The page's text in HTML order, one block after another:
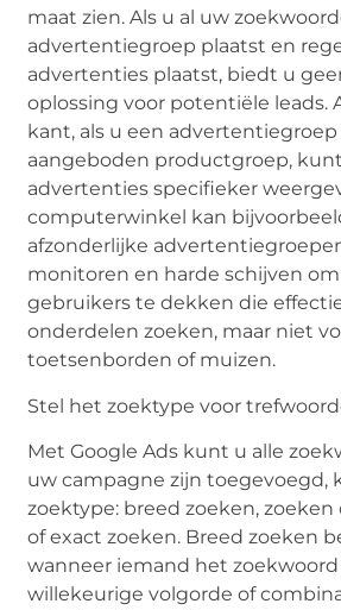
maat zien. Als u al uw
advertentiegroep plaatst en
advertenties plaatst, biedt u
oplossing voor potentiële leads.
kant, als u een
aangeboden productgroep,
advertenties specifieker
computerwinkel kan
afzonderlijke
monitoren en harde schijven
gebruikers te dekken die
onderdelen zoeken, maar niet
toetsenborden of muizen.
Stel het zoektype voor
Met Google Ads kunt u alle
uw campagne zijn toegevoegd,
zoektype: breed zoeken,
of exact zoeken. Breed zoeken
wanneer iemand het zoekwoord
willekeurige volgorde of